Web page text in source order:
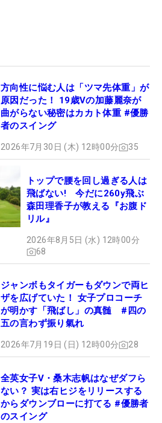
方向性に悩む人は「ツマ先体重」が
原因だった！ 19歳Vの加藤麗奈が
曲がらない秘密はカカト体重 #優勝
者のスイング
2026年7月30日 (木) 12時00分 35
トップで腰を回し過ぎる人は
飛ばない! 今だに260y飛ぶ
森田理香子が教える『お腹ド
リル』
2026年8月5日 (水) 12時00分
68
ジャンボもタイガーもダウンで両ヒ
ザを広げていた！ 女子プロコーチ
が明かす「飛ばし」の真髄 #四の
五の言わず振り氣れ
2026年7月19日 (日) 12時00分 28
全英女子V・桑木志帆はなぜダフら
ない？ 実は右ヒジをリリースする
からダウンブローに打てる #優勝者
のスイング